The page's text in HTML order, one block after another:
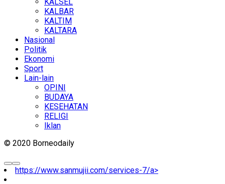
KALSEL
KALBAR
KALTIM
KALTARA
Nasional
Politik
Ekonomi
Sport
Lain-lain
OPINI
BUDAYA
KESEHATAN
RELIGI
Iklan
© 2020 Borneodaily
https://www.sanmujii.com/services-7/a>